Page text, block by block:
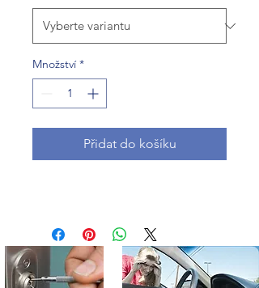
Množství *
Přidat do košíku